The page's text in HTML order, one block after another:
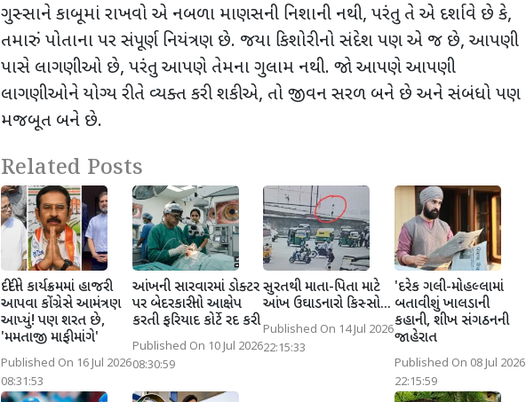
ગુસ્સાને કાબૂમાં રાખવો એ નબળા માણસની નિશાની નથી, પરંતુ તે એ દર્શાવે છે કે,
તમારું પોતાના પર સંપૂર્ણ નિયંત્રણ છે. જયા કિશોરીનો સંદેશ પણ એ જ છે, આપણી
પાસે લાગણીઓ છે, પરંતુ આપણે તેમના ગુલામ નથી. જો આપણે આપણી
લાગણીઓને યોગ્ય રીતે વ્યક્ત કરી શકીએ, તો જીવન સરળ બને છે અને સંબંધો પણ
મજબૂત બને છે.
Related Posts
દીદીને કાર્યક્રમમાં હાજરી
આપવા કોંગ્રેસે આમંત્રણ
આપ્યું! પણ શરત છે,
'મમતાજી માફી માંગે'
Published On 16 Jul 2026
08:31:53
આંખની સારવારમાં ડોક્ટર
પર બેદરકારીનો આક્ષેપ
કરતી ફરિયાદ કોર્ટે રદ કરી
Published On 10 Jul 2026
08:30:59
સુરતથી માતા-પિતા માટે
આંખ ઉઘાડનારો કિસ્સો...
Published On 14 Jul 2026
22:15:33
'દરેક ગલી-મોહલ્લામાં
બતાવીશું ખાલડાની
કહાની, શીખ સંગઠનની
જાહેરાત
Published On 08 Jul 2026
22:15:59